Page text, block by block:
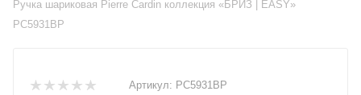
Ручка шариковая Pierre Cardin коллекция «БРИЗ | EASY»
PC5931BP
Артикул: PC5931BP